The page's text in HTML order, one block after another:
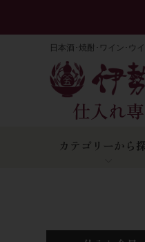
日本酒･焼酎･ワイン･ウ
カテゴリーから